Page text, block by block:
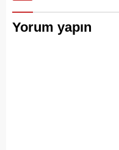
Yorum yapın